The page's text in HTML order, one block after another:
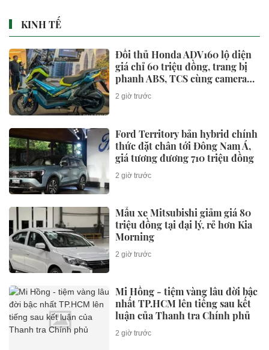
KINH TẾ
Đối thủ Honda ADV160 lộ diện
giá chỉ 60 triệu đồng, trang bị
phanh ABS, TCS cùng camera
hành trình cực xịn
2 giờ trước
Ford Territory bản hybrid chính
thức đặt chân tới Đông Nam Á,
giá tương đương 710 triệu đồng
2 giờ trước
Mẫu xe Mitsubishi giảm giá 80
triệu đồng tại đại lý, rẻ hơn Kia
Morning
2 giờ trước
Mi Hồng - tiệm vàng lâu đời bậc
nhất TP.HCM lên tiếng sau kết
luận của Thanh tra Chính phủ
2 giờ trước